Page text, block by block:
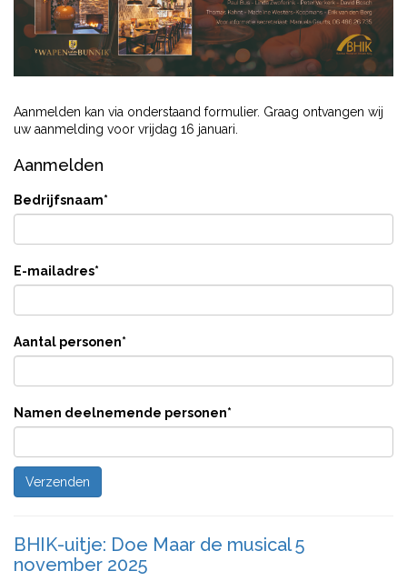
Aanmelden kan via onderstaand formulier. Graag ontvangen wij
uw aanmelding voor vrijdag 16 januari.
Aanmelden
Bedrijfsnaam*
E-mailadres*
Aantal personen*
Namen deelnemende personen*
BHIK-uitje: Doe Maar de musical 5
november 2025